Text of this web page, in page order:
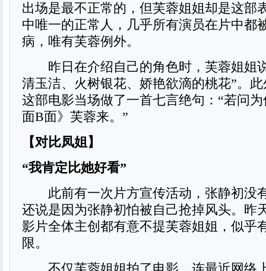
出场是最不正常的，但芙蓉姐姐却是这部
中唯一的正常人，几乎所有演员在片中都
病，唯有芙蓉例外。
昨日在介绍自己的角色时，芙蓉姐姐
清玉洁、火树银花、娇艳欲滴的桃花”。
这部电影当场做了一首七言绝句：“若问
面B面》芙蓉来。”
【对比凤姐】
“我肯定比她好看”
此前有一次片方宣传活动，张静初没
还说是因为张静初怕被自己抢掉风头。昨
影片全体主创都有意不提芙蓉姐姐，似乎
限。